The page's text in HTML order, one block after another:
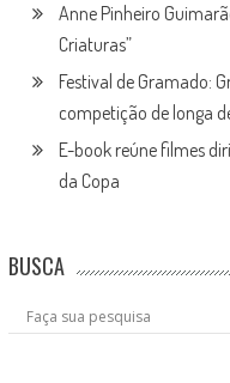
Anne Pinheiro
Criaturas”
Festival de Gramado:
competição de longa
E-book reúne filmes
da Copa
BUSCA